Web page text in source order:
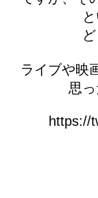
ライブや映
思
https://